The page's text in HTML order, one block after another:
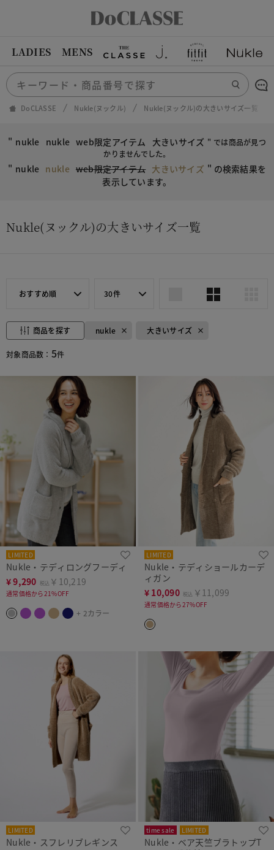
LADIES MENS
DoCLASSE Nukle(ヌックル) Nukle(ヌックル)の大きいサイズ一覧
" nukle nukle web限定アイテム 大きいサイズ " では商品が見つ
かりませんでした。
" nukle nukle web限定アイテム 大きいサイズ " の検索結果を
表示しています。
Nukle(ヌックル)の大きいサイズ一覧
おすすめ順 30件
商品を探す nukle 大きいサイズ
対象商品数： 5件
LIMITED
Nukle・テディロングフーディ
¥9,290 税込 ￥10,219
通常価格から21%OFF
+ 2カラー
LIMITED
Nukle・テディショールカーデ
ィガン
¥ 10,090 税込 ￥11,099
通常価格から27%OFF
LIMITED
Nukle・スフレリブレギンス
time sale LIMITED
Nukle・ベア天竺ブラトップT